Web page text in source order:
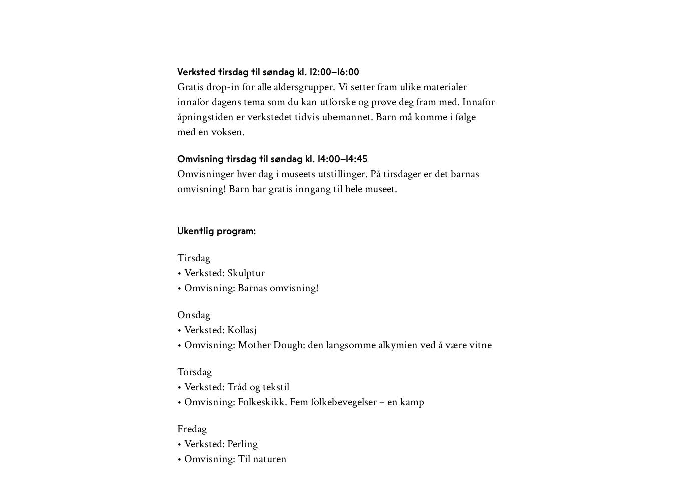
Verksted tirsdag til søndag kl. 12:00–16:00
Gratis drop-in for alle aldersgrupper. Vi setter fram ulike materialer
innafor dagens tema som du kan utforske og prøve deg fram med. Innafor
åpningstiden er verkstedet tidvis ubemannet. Barn må komme i følge
med en voksen.
Omvisning tirsdag til søndag kl. 14:00–14:45
Omvisninger hver dag i museets utstillinger. På tirsdager er det barnas
omvisning! Barn har gratis inngang til hele museet.
Ukentlig program:
Tirsdag
• Verksted: Skulptur
• Omvisning: Barnas omvisning!
Onsdag
• Verksted: Kollasj
• Omvisning: Mother Dough: den langsomme alkymien ved å være vitne
Torsdag
• Verksted: Tråd og tekstil
• Omvisning: Folkeskikk. Fem folkebevegelser – en kamp
Fredag
• Verksted: Perling
• Omvisning: Til naturen